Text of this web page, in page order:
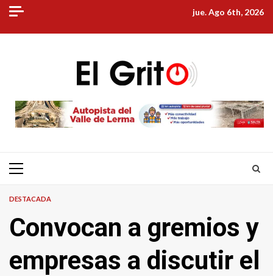
Skip
content
jue. Ago 6th, 2026
Primary
DESTACADA
Convocan a gremios y
empresas a discutir el